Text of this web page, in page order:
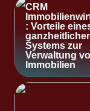
CRM
: Vorteile
Systems zur
Verwaltung
Immobilien